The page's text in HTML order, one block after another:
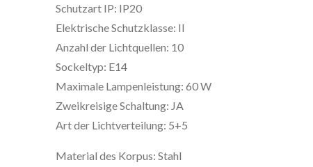
Schutzart IP: IP20
Elektrische Schutzklasse: II
Anzahl der Lichtquellen: 10
Sockeltyp: E14
Maximale Lampenleistung: 60 W
Zweikreisige Schaltung: JA
Art der Lichtverteilung: 5+5
Material des Korpus: Stahl